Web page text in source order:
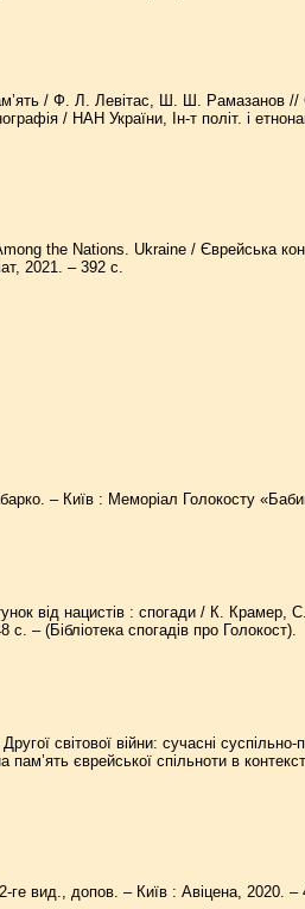
/ Ф. Л. Левітас, Ш. Ш. Рамазанов //
/ НАН України, Ін-т політ. і
the Nations. Ukraine / Єврейська
2021. – 392 с.
– Київ : Меморіал Голокосту
від нацистів : спогади / К.
с. – (Бібліотека спогадів про Голокост).
світової війни: сучасні суспільно-
єврейської спільноти в
ге вид., допов. – Київ : Авіцена, 2020. –